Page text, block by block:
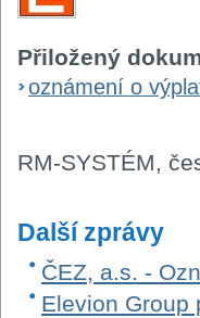
Přiložený
oznámení o
RM-SYSTÉM,
Další zprávy
ČEZ, a.s. -
Elevion Group